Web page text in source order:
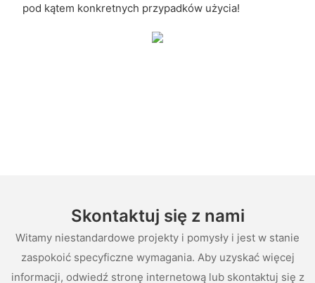
pod kątem konkretnych przypadków użycia!
Skontaktuj się z nami
Witamy niestandardowe projekty i pomysły i jest w stanie
zaspokoić specyficzne wymagania. Aby uzyskać więcej
informacji, odwiedź stronę internetową lub skontaktuj się z